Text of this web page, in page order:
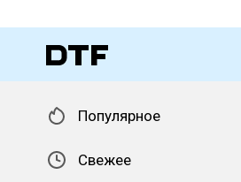
Популярное
Свежее